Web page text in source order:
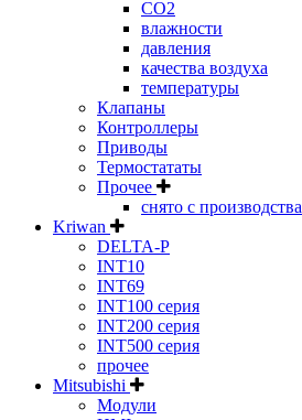
CO2
влажности
давления
качества воздуха
температуры
Клапаны
Контроллеры
Приводы
Термостататы
Прочее
снято с производства
Kriwan
DELTA-P
INT10
INT69
INT100 серия
INT200 серия
INT500 серия
прочее
Mitsubishi
Модули